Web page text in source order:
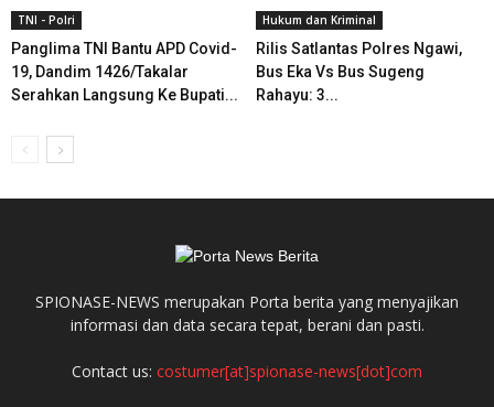
TNI - Polri
Panglima TNI Bantu APD Covid-
19, Dandim 1426/Takalar
Serahkan Langsung Ke Bupati...
Hukum dan Kriminal
Rilis Satlantas Polres Ngawi,
Bus Eka Vs Bus Sugeng
Rahayu: 3...
SPIONASE-NEWS merupakan Porta berita yang menyajikan
informasi dan data secara tepat, berani dan pasti.
Contact us: costumer[at]spionase-news[dot]com